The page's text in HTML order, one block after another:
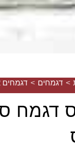
> דגמחים > דגמחים
דגמח